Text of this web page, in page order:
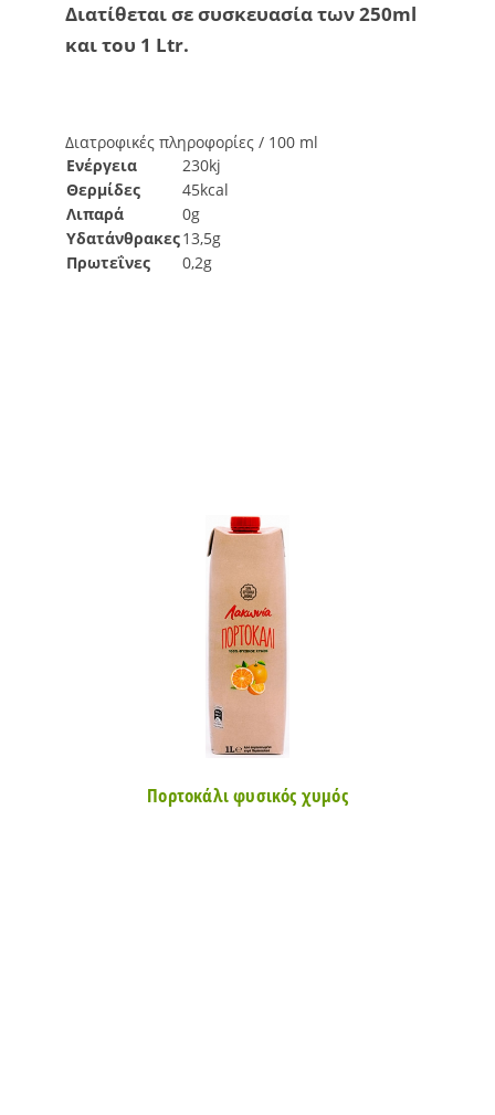
Διατίθεται σε συσκευασία των 250ml
και του 1 Ltr.
Διατροφικές πληροφορίες / 100 ml
Ενέργεια
230kj
Θερμίδες
45kcal
Λιπαρά
0g
Υδατάνθρακες13,5g
Πρωτεΐνες
0,2g
Πορτοκάλι φυσικός χυμός